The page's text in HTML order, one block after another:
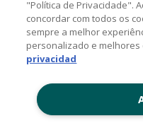
© 2026 TD SYNNEX
Fremont, CA 94538,
"Política de Privacidade".
concordar com todos os
sempre a melhor
personalizado e melhores
privacidad